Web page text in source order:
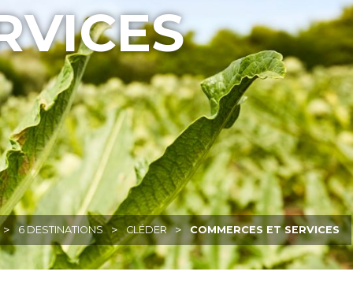
> 6 DESTINATIONS > CLÉDER > COMMERCES ET SERVICES